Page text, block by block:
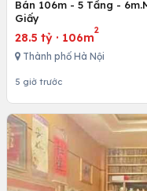
Bán 106m - 5 Tầng -
Giấy
28.5 tỷ · 106m
2
Thành phố Hà Nội
5 giờ trước